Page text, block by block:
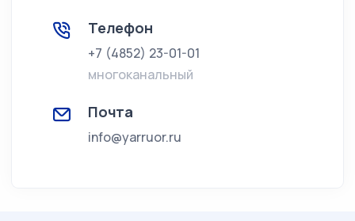
Телефон
+7 (4852) 23-01-01
многоканальный
Почта
info@yarruor.ru